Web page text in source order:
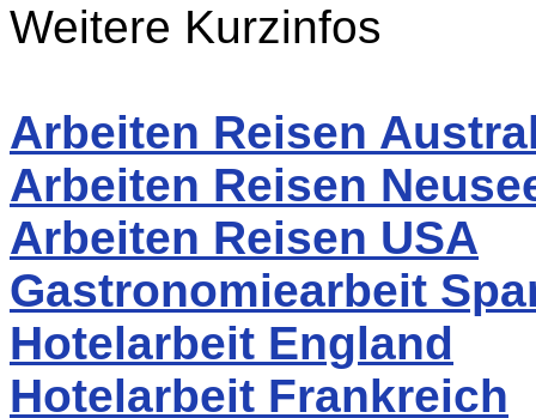
Weitere Kurzinfos
Arbeiten Reisen
Arbeiten Reisen
Arbeiten Reisen USA
Gastronomiearbeit
Hotelarbeit England
Hotelarbeit Frankreich